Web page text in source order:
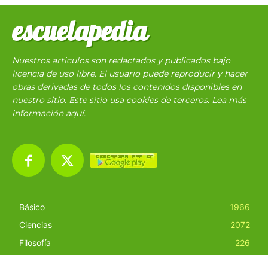
escuelapedia
Nuestros articulos son redactados y publicados bajo
licencia de uso libre. El usuario puede reproducir y hacer
obras derivadas de todos los contenidos disponibles en
nuestro sitio. Este sitio usa cookies de terceros. Lea más
información aquí.
Básico
1966
Ciencias
2072
Filosofía
226